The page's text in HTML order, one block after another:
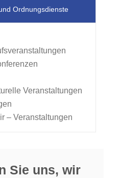
Ordnungsdienste
Veranstaltungen
– Veranstaltungen
Sie uns, wir